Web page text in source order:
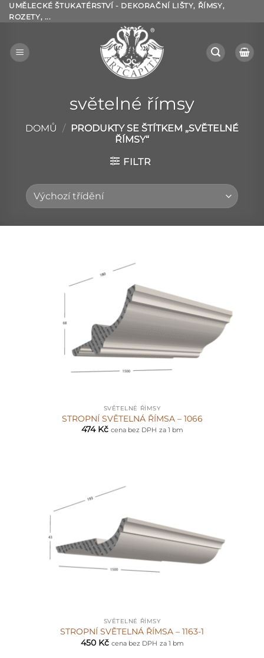
Přeskočit
na
UMĚLECKÉ ŠTUKATÉRSTVÍ - DEKORAČNÍ LIŠTY, ŘÍMSY,
ROZETY, ...
světelné římsy
DOMŮ /
PRODUKTY SE ŠTÍTKEM „SVĚTELNÉ
ŘÍMSY“
FILTR
SVĚTELNÉ ŘÍMSY
STROPNÍ SVĚTELNÁ ŘÍMSA – 1066
474 Kč cena bez DPH za 1 bm
SVĚTELNÉ ŘÍMSY
STROPNÍ SVĚTELNÁ ŘÍMSA – 1163-1
450 Kč cena bez DPH za 1 bm